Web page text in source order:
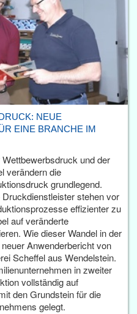
NEUE
EINE BRANCHE IM
und der
verändern die
grundlegend.
stehen vor
effizienter zu
auf veränderte
Wie dieser Wandel in der
Anwenderbericht von
Scheffel aus Wendelstein.
in zweiter
vollständig auf
den Grundstein für die
gelegt.